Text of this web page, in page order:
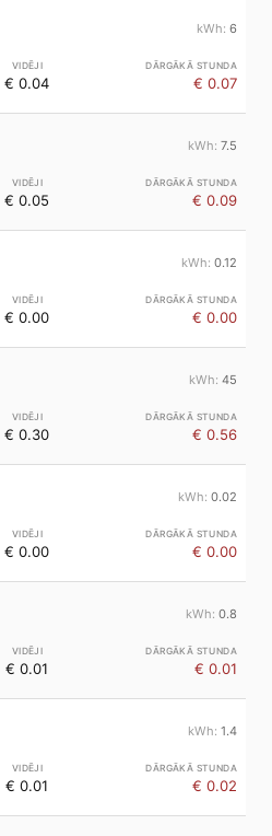
6
€ 0.04 € 0.07
7.5
€ 0.05 € 0.09
0.12
€ 0.00 € 0.00
45
€ 0.30 € 0.56
0.02
€ 0.00 € 0.00
0.8
€ 0.01 € 0.01
1.4
€ 0.01 € 0.02